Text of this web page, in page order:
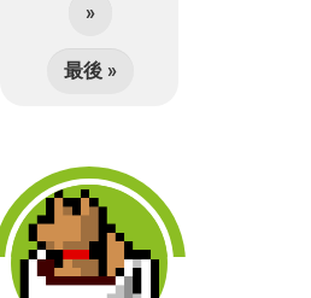
»
最後 »